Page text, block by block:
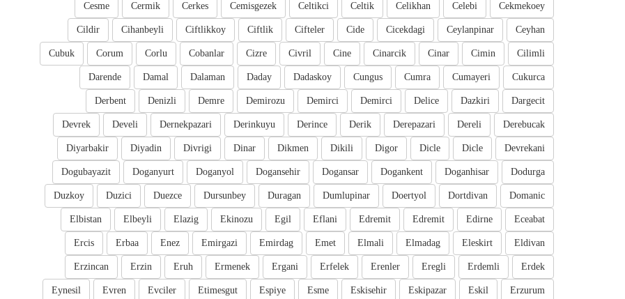
Cekmekoey
Celebi
Celikhan
Celtik
Celtikci
Cemisgezek
Cerkes
Cermik
Cesme
Ceyhan
Ceylanpinar
Cicekdagi
Cide
Cifteler
Ciftlik
Ciftlikkoy
Cihanbeyli
Cildir
Cilimli
Cimin
Cinar
Cinarcik
Cine
Civril
Cizre
Cobanlar
Corlu
Corum
Cubuk
Cukurca
Cumayeri
Cumra
Cungus
Dadaskoy
Daday
Dalaman
Damal
Darende
Dargecit
Dazkiri
Delice
Demirci
Demirci
Demirozu
Demre
Denizli
Derbent
Derebucak
Dereli
Derepazari
Derik
Derince
Derinkuyu
Dernekpazari
Develi
Devrek
Devrekani
Dicle
Dicle
Digor
Dikili
Dikmen
Dinar
Divrigi
Diyadin
Diyarbakir
Dodurga
Doganhisar
Dogankent
Dogansar
Dogansehir
Doganyol
Doganyurt
Dogubayazit
Domanic
Dortdivan
Doertyol
Dumlupinar
Duragan
Dursunbey
Duezce
Duzici
Duzkoy
Eceabat
Edirne
Edremit
Edremit
Eflani
Egil
Ekinozu
Elazig
Elbeyli
Elbistan
Eldivan
Eleskirt
Elmadag
Elmali
Emet
Emirdag
Emirgazi
Enez
Erbaa
Ercis
Erdek
Erdemli
Eregli
Erenler
Erfelek
Ergani
Ermenek
Eruh
Erzin
Erzincan
Erzurum
Eskil
Eskipazar
Eskisehir
Esme
Espiye
Etimesgut
Evciler
Evren
Eynesil